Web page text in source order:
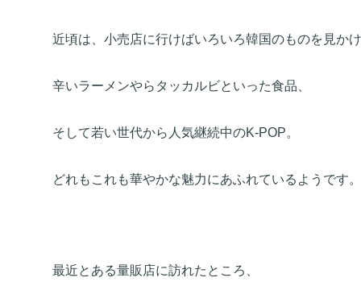
近頃は、小売店に行けばいろいろ韓国のものを見かけ
辛いラーメンやらタッカルビといった食品、
そして若い世代から人気継続中のK-POP。
どれもこれも華やかな魅力にあふれているようです。
最近とある量販店に訪れたところ、